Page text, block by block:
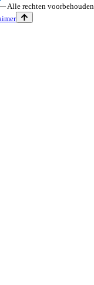
Alle rechten voorbehouden